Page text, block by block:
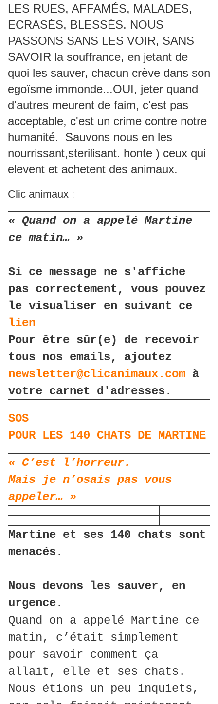
LES RUES, AFFAMÉS, MALADES,
ECRASÉS, BLESSÉS. NOUS
PASSONS SANS LES VOIR, SANS
SAVOIR la souffrance, en jetant de
quoi les sauver, chacun crève dans son
egoïsme immonde...OUI, jeter quand
d'autres meurent de faim, c'est pas
acceptable, c'est un crime contre notre
humanité. Sauvons nous en les
nourrissant,sterilisant. honte ) ceux qui
elevent et achetent des animaux.
Clic animaux :
« Quand on a appelé Martine
ce matin… »
Si ce message ne s'affiche
pas correctement, vous pouvez
le visualiser en suivant ce
lien
Pour être sûr(e) de recevoir
tous nos emails, ajoutez
newsletter@clicanimaux.com à
votre carnet d'adresses.
SOS
POUR LES 140 CHATS DE MARTINE
« C’est l’horreur.
Mais je n’osais pas vous
appeler… »
Martine et ses 140 chats sont
menacés.
Nous devons les sauver, en
urgence.
Quand on a appelé Martine ce
matin, c’était simplement
pour savoir comment ça
allait, elle et ses chats.
Nous étions un peu inquiets,